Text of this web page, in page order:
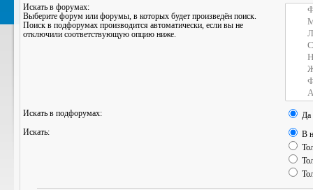
Искать в форумах:
Выберите форум или форумы, в которых будет произведён поиск.
Поиск в подфорумах производится автоматически, если вы не
отключили соответствующую опцию ниже.
Искать в подфорумах:
Да
Искать:
В